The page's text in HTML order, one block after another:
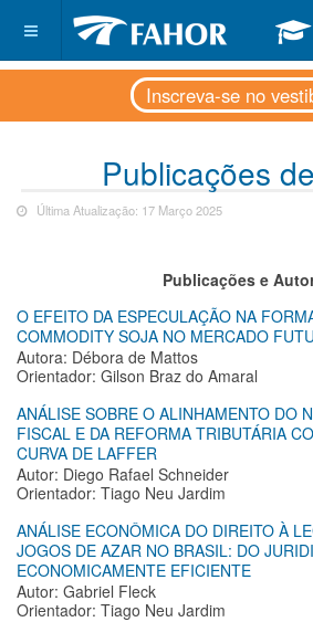
Inscreva-se no
Publicações
Última Atualização: 17 Março 2025
Publicações e
O EFEITO DA ESPECULAÇÃO NA
COMMODITY SOJA NO MERCADO
Autora: Débora de Mattos
Orientador: Gilson Braz do Amaral
ANÁLISE SOBRE O ALINHAMENTO DO
FISCAL E DA REFORMA TRIBUTÁRIA
CURVA DE LAFFER
Autor: Diego Rafael Schneider
Orientador: Tiago Neu Jardim
ANÁLISE ECONÔMICA DO DIREITO À
JOGOS DE AZAR NO BRASIL: DO
ECONOMICAMENTE EFICIENTE
Autor: Gabriel Fleck
Orientador: Tiago Neu Jardim